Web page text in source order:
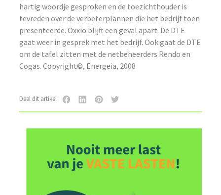
hartig woordje gesproken en de toezichthouder is
tevreden over de verbeterplannen die het bedrijf toen
presenteerde. Oxxio blijft een geval apart. De DTE
gaat weer in gesprek met het bedrijf. Ook gaat de DTE
om de tafel zitten met de netbeheerders Rendo en
Cogas. Copyright©, Energeia, 2008
Deel dit artikel